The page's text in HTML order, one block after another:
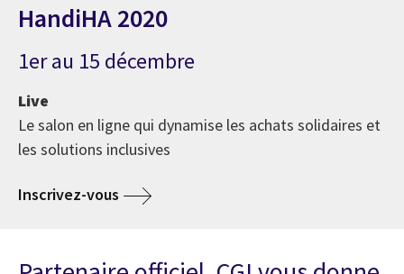
HandiHA 2020
1er au 15 décembre
Live
Le salon en ligne qui dynamise les achats solidaires et
les solutions inclusives
Inscrivez-vous